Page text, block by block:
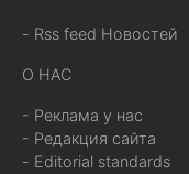
- Rss feed Новостей
О НАС
- Реклама у нас
- Редакция сайта
- Editorial standards